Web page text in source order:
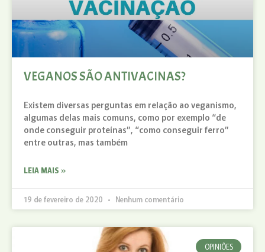
VEGANOS SÃO ANTIVACINAS?
Existem diversas perguntas em relação ao veganismo,
algumas delas mais comuns, como por exemplo “de
onde conseguir proteínas”, “como conseguir ferro”
entre outras, mas também
LEIA MAIS »
19 de fevereiro de 2020 Nenhum comentário
OPINIÕES